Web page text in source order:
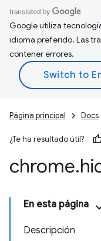
Google utiliza
idioma preferido. Las
contener errores.
Página principal Docs
¿Te ha resultado útil?
chrome.
En esta página
Descripción